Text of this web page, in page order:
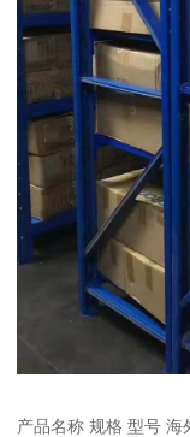
产品名称 规格 型号 海